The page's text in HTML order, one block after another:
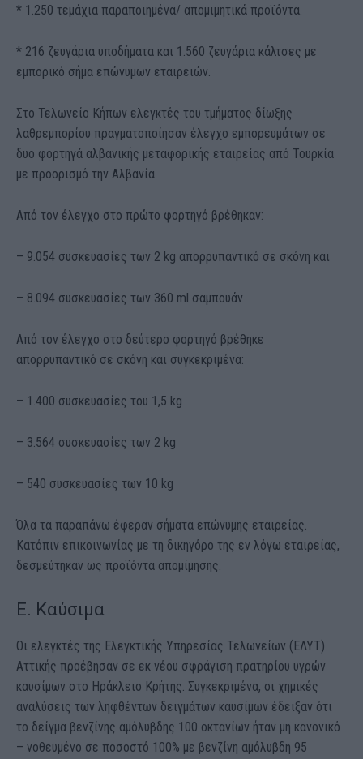
* 1.250 τεμάχια παραποιημένα/ απομιμητικά προϊόντα.
* 216 ζευγάρια υποδήματα και 1.560 ζευγάρια κάλτσες με
εμπορικό σήμα επώνυμων εταιρειών.
Στο Τελωνείο Κήπων ελεγκτές του τμήματος δίωξης
λαθρεμπορίου πραγματοποίησαν έλεγχο εμπορευμάτων σε
δυο φορτηγά αλβανικής μεταφορικής εταιρείας από Τουρκία
με προορισμό την Αλβανία.
Από τον έλεγχο στο πρώτο φορτηγό βρέθηκαν:
– 9.054 συσκευασίες των 2 kg απορρυπαντικό σε σκόνη και
– 8.094 συσκευασίες των 360 ml σαμπουάν
Από τον έλεγχο στο δεύτερο φορτηγό βρέθηκε
απορρυπαντικό σε σκόνη και συγκεκριμένα:
– 1.400 συσκευασίες του 1,5 kg
– 3.564 συσκευασίες των 2 kg
– 540 συσκευασίες των 10 kg
Όλα τα παραπάνω έφεραν σήματα επώνυμης εταιρείας.
Κατόπιν επικοινωνίας με τη δικηγόρο της εν λόγω εταιρείας,
δεσμεύτηκαν ως προϊόντα απομίμησης.
Ε. Καύσιμα
Οι ελεγκτές της Ελεγκτικής Υπηρεσίας Τελωνείων (ΕΛΥΤ)
Αττικής προέβησαν σε εκ νέου σφράγιση πρατηρίου υγρών
καυσίμων στο Ηράκλειο Κρήτης. Συγκεκριμένα, οι χημικές
αναλύσεις των ληφθέντων δειγμάτων καυσίμων έδειξαν ότι
το δείγμα βενζίνης αμόλυβδης 100 οκτανίων ήταν μη κανονικό
– νοθευμένο σε ποσοστό 100% με βενζίνη αμόλυβδη 95